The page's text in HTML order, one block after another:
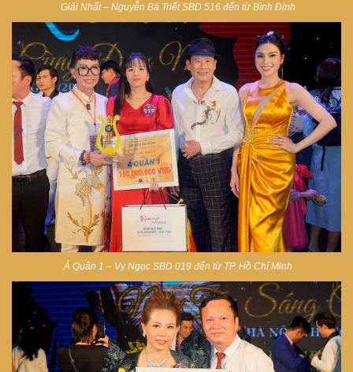
Giải Nhất – Nguyễn Bá Triết SBD 516 đến từ Bình Định
Á Quân 1 – Vy Ngọc SBD 019 đến từ TP. Hồ Chí Minh